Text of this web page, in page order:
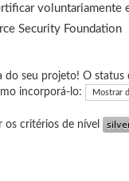
voluntariamente
Security Foundation
do seu projeto! O status
incorporá-lo: Mostrar
os critérios de nível